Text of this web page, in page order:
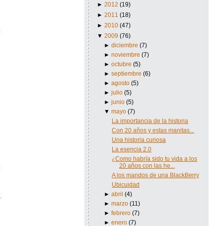
► 2012 (19)
► 2011 (18)
► 2010 (47)
▼ 2009 (76)
►diciembre(7)
►noviembre(7)
►octubre(5)
►septiembre(6)
►agosto(5)
►julio(5)
►junio(5)
▼mayo(7)
La importancia de la historia
Con 20 años y estas manitas...
Una historia curiosa
La esencia 2.0
¿Como habría sido tu vida a los
20 años con las he...
A los mandos de una BlackBerry
Ubicuidad
►abril(4)
►marzo(11)
►febrero(7)
►enero(7)